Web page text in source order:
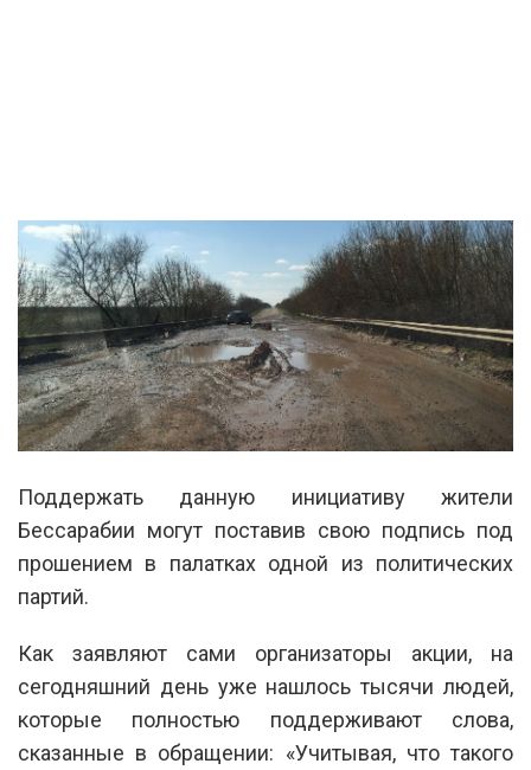
Поддержать данную инициативу жители
Бессарабии могут поставив свою подпись под
прошением в палатках одной из политических
партий.
Как заявляют сами организаторы акции, на
сегодняшний день уже нашлось тысячи людей,
которые полностью поддерживают слова,
сказанные в обращении: «Учитывая, что такого